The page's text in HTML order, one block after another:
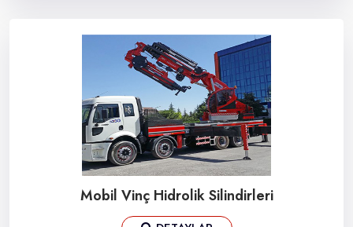
Mobil Vinç Hidrolik Silindirleri